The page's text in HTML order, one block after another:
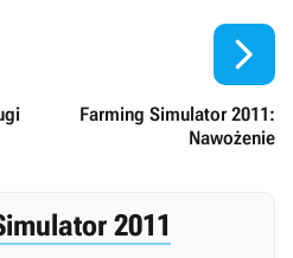
Farming Simulator 2011:
Nawożenie

2011